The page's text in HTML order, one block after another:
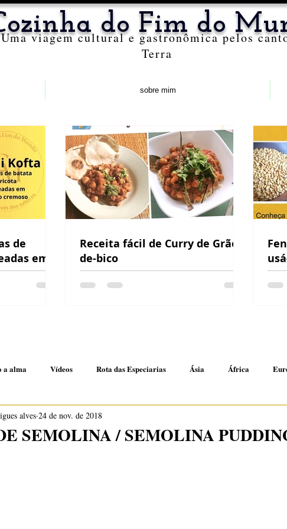
do Fim do
Uma viagem cultural e gastronômica pelos
Terra
sobre mim
em
de
Receita fácil de Curry de Grão-
de-bico
a alma Vídeos Rota das Especiarias Ásia África
Doces Receitas rápidas
SEMOLINA / SEMOLINA
alves 24 de nov. de 2018
NaN de 5 estrelas.